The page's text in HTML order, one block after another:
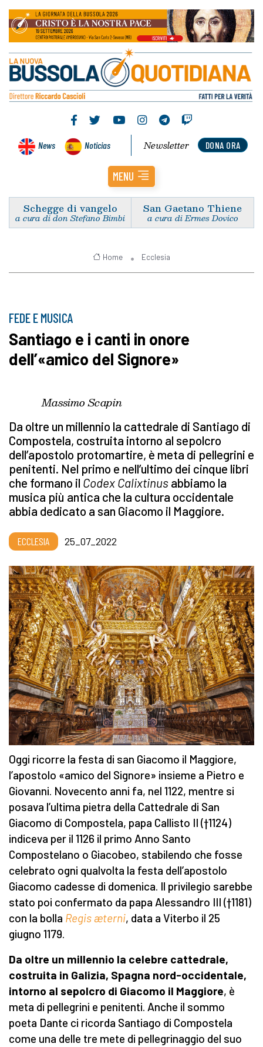
News Noticias DONA ORA
Newsletter
MENU
Schegge di vangelo
a cura di don Stefano Bimbi
San Gaetano Thiene
a cura di Ermes Dovico
Home Ecclesia
FEDE E MUSICA
Santiago e i canti in onore
dell’«amico del Signore»
Massimo Scapin
Da oltre un millennio la cattedrale di Santiago di
Compostela, costruita intorno al sepolcro
dell’apostolo protomartire, è meta di pellegrini e
penitenti. Nel primo e nell’ultimo dei cinque libri
che formano il Codex Calixtinus abbiamo la
musica più antica che la cultura occidentale
abbia dedicato a san Giacomo il Maggiore.
ECCLESIA 25_07_2022
Oggi ricorre la festa di san Giacomo il Maggiore,
l’apostolo «amico del Signore» insieme a Pietro e
Giovanni. Novecento anni fa, nel 1122, mentre si
posava l’ultima pietra della Cattedrale di San
Giacomo di Compostela, papa Callisto II (†1124)
indiceva per il 1126 il primo Anno Santo
Compostelano o Giacobeo, stabilendo che fosse
celebrato ogni qualvolta la festa dell’apostolo
Giacomo cadesse di domenica. Il privilegio sarebbe
stato poi confermato da papa Alessandro III (†1181)
con la bolla Regis æterni, data a Viterbo il 25
giugno 1179.
Da oltre un millennio la celebre cattedrale,
costruita in Galizia, Spagna nord-occidentale,
intorno al sepolcro di Giacomo il Maggiore, è
meta di pellegrini e penitenti. Anche il sommo
poeta Dante ci ricorda Santiago di Compostela
come una delle tre mete di pellegrinaggio del suo